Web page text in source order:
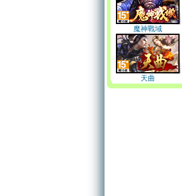
魔神戰域
天曲